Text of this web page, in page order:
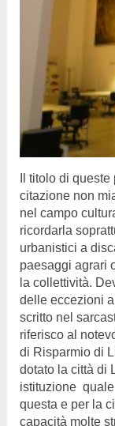
Il titolo di
citazione non
nel campo
ricordarla
urbanistici a
paesaggi agrari
la collettività.
delle eccezioni
scritto nel
riferisco al
di Risparmio di
dotato la città di
istituzione quale
questa e per la
capacità molte